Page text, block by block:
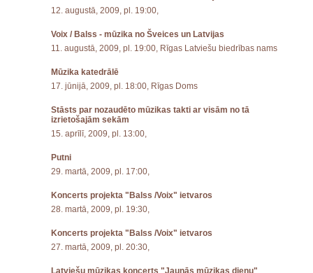
12. augustā, 2009, pl. 19:00,
Voix / Balss - mūzika no Šveices un Latvijas
11. augustā, 2009, pl. 19:00, Rīgas Latviešu biedrības nams
Mūzika katedrālē
17. jūnijā, 2009, pl. 18:00, Rīgas Doms
Stāsts par nozaudēto mūzikas takti ar visām no tā
izrietošajām sekām
15. aprīlī, 2009, pl. 13:00,
Putni
29. martā, 2009, pl. 17:00,
Koncerts projekta "Balss /Voix" ietvaros
28. martā, 2009, pl. 19:30,
Koncerts projekta "Balss /Voix" ietvaros
27. martā, 2009, pl. 20:30,
Latviešu mūzikas koncerts "Jaunās mūzikas dienu"